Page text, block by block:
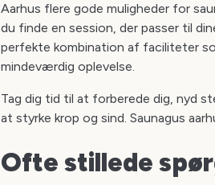
Aarhus flere gode muligheder for
du finde en session, der passer til
perfekte kombination af faciliteter
mindeværdig oplevelse.
Tag dig tid til at forberede dig, nyd
at styrke krop og sind. Saunagus
Ofte stillede